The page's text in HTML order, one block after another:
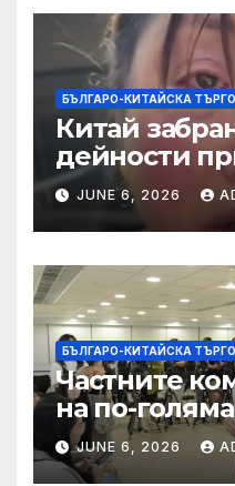
БЪЛГАРО-КИТАЙСКА
Китай
дейности
правила за
слуховете и
JUNE 6, 2026
БЪЛГАРО-КИТАЙСКА
Частните
на по-
енергетика
JUNE 6, 2026